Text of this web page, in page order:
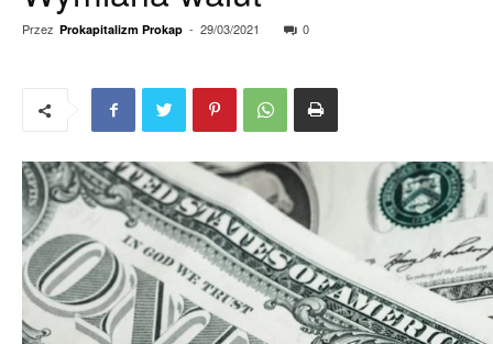
Przez Prokapitalizm Prokap - 29/03/2021 0